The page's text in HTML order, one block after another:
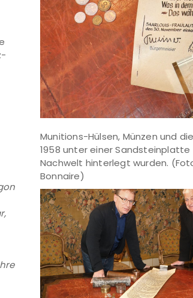
Munitions-Hülsen, Münzen und
1958 unter einer Sandsteinplatte
Nachwelt hinterlegt wurden.
Bonnaire)